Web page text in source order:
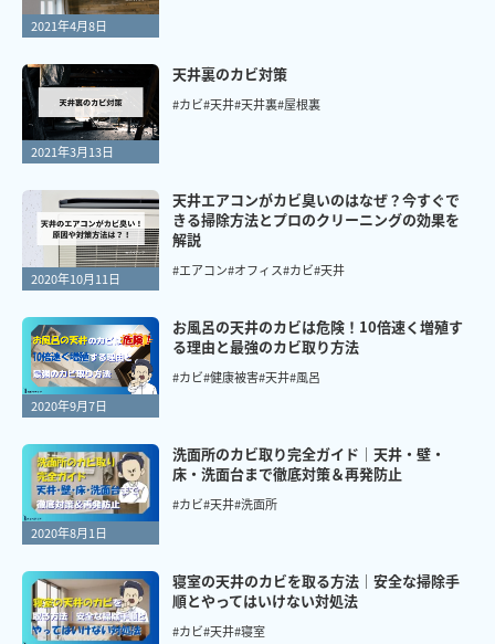
2021年4月8日
2021年3月13日
天井裏のカビ対策
#カビ#天井#天井裏#屋根裏
2020年10月11日
天井エアコンがカビ臭いのはなぜ？今すぐで
きる掃除方法とプロのクリーニングの効果を
解説
#エアコン#オフィス#カビ#天井
2020年9月7日
お風呂の天井のカビは危険！10倍速く増殖す
る理由と最強のカビ取り方法
#カビ#健康被害#天井#風呂
2020年8月1日
洗面所のカビ取り完全ガイド｜天井・壁・
床・洗面台まで徹底対策＆再発防止
#カビ#天井#洗面所
寝室の天井のカビを取る方法｜安全な掃除手
順とやってはいけない対処法
#カビ#天井#寝室